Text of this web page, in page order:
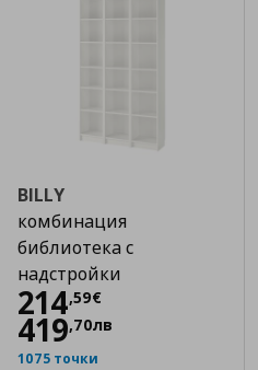
BILLY
комбинация
библиотека с
надстройки
214,59€
Цена
419,70лв
1075 точки